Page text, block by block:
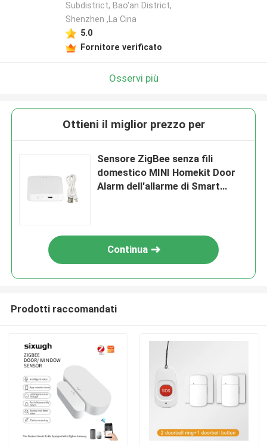
Subdistrict, Bao'an District,
Shenzhen ,La Cina
5.0
Fornitore verificato
Osservi più
Ottieni il miglior prezzo per
Sensore ZigBee senza fili
domestico MINI Homekit Door
Alarm dell'allarme di Smart
Continua
Prodotti raccomandati